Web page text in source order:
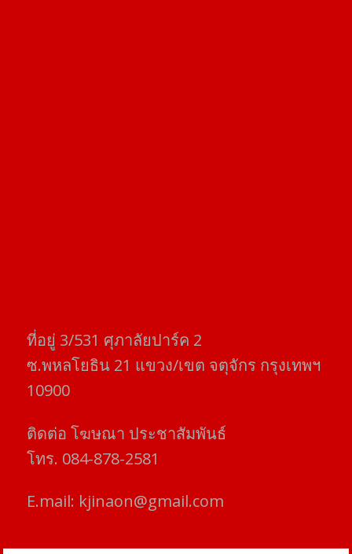
ที่อยู่​ 3/531​ ศุภาลัยปาร์ค​ 2
ซ.พหลโยธิน​ 21​ แขวง/เขต​ จตุจักร​ กรุงเทพฯ
10900
ติดต่อ​ โฆษณา​ ประชาสัมพันธ์
โทร​. 084-878-2581
E.mail: kjinaon@gmail.com